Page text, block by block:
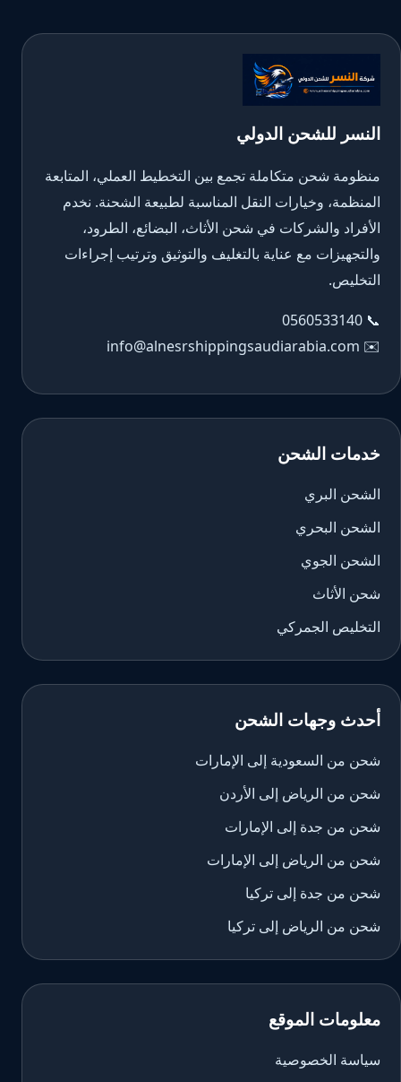
النسر للشحن الدولي
منظومة شحن متكاملة تجمع بين التخطيط العملي، المتابعة
المنظمة، وخيارات النقل المناسبة لطبيعة الشحنة. نخدم
الأفراد والشركات في شحن الأثاث، البضائع، الطرود،
والتجهيزات مع عناية بالتغليف والتوثيق وترتيب إجراءات
التخليص.
📞
0560533140
✉️
info@alnesrshippingsaudiarabia.com
خدمات الشحن
الشحن البري
الشحن البحري
الشحن الجوي
شحن الأثاث
التخليص الجمركي
أحدث وجهات الشحن
شحن من السعودية إلى الإمارات
شحن من الرياض إلى الأردن
شحن من جدة إلى الإمارات
شحن من الرياض إلى الإمارات
شحن من جدة إلى تركيا
شحن من الرياض إلى تركيا
معلومات الموقع
سياسة الخصوصية